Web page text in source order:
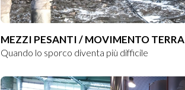
MEZZI PESANTI / MOVIMENTO TERRA
Quando lo sporco diventa più difficile